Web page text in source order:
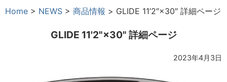
Home > NEWS > 商品情報 > GLIDE 11’2″×30″ 詳細ページ
GLIDE 11'2"×30" 詳細ページ
2023年4月3日